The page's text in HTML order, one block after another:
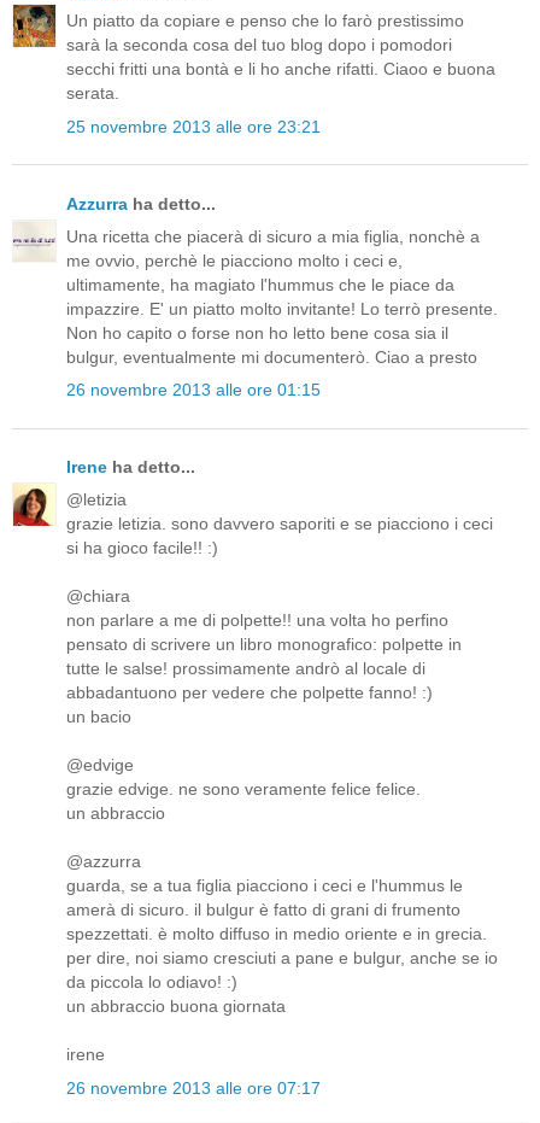
Un piatto da copiare e penso che lo farò prestissimo
sarà la seconda cosa del tuo blog dopo i pomodori
secchi fritti una bontà e li ho anche rifatti. Ciaoo e buona
serata.
25 novembre 2013 alle ore 23:21
Azzurra ha detto...
Una ricetta che piacerà di sicuro a mia figlia, nonchè a
me ovvio, perchè le piacciono molto i ceci e,
ultimamente, ha magiato l'hummus che le piace da
impazzire. E' un piatto molto invitante! Lo terrò presente.
Non ho capito o forse non ho letto bene cosa sia il
bulgur, eventualmente mi documenterò. Ciao a presto
26 novembre 2013 alle ore 01:15
Irene ha detto...
@letizia
grazie letizia. sono davvero saporiti e se piacciono i ceci
si ha gioco facile!! :)
@chiara
non parlare a me di polpette!! una volta ho perfino
pensato di scrivere un libro monografico: polpette in
tutte le salse! prossimamente andrò al locale di
abbadantuono per vedere che polpette fanno! :)
un bacio
@edvige
grazie edvige. ne sono veramente felice felice.
un abbraccio
@azzurra
guarda, se a tua figlia piacciono i ceci e l'hummus le
amerà di sicuro. il bulgur è fatto di grani di frumento
spezzettati. è molto diffuso in medio oriente e in grecia.
per dire, noi siamo cresciuti a pane e bulgur, anche se io
da piccola lo odiavo! :)
un abbraccio buona giornata
irene
26 novembre 2013 alle ore 07:17